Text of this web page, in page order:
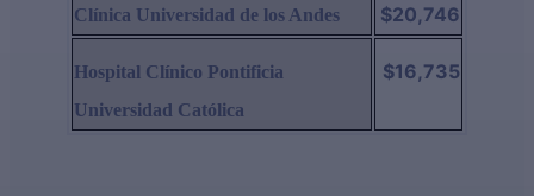
Clínica Universidad de los Andes $20,746
Hospital Clínico Pontificia
Universidad Católica
$16,735